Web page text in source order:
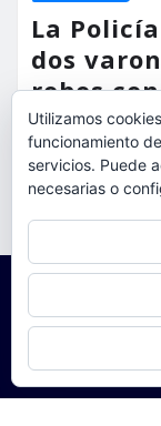
La
dos
robos
misma
torrent al
Utilizamos
funcionamiento
servicios. Puede
necesarias o
Para obtener más